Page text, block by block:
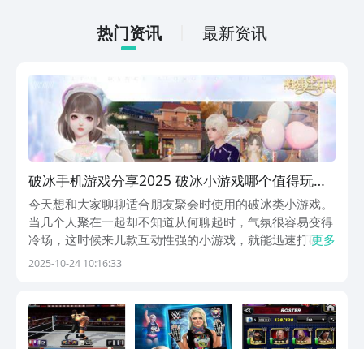
打发无聊的时间，可玩性真的比较高。
热门资讯 最新资讯
破冰手机游戏分享2025 破冰小游戏哪个值得玩
2025
今天想和大家聊聊适合朋友聚会时使用的破冰类小游戏。
当几个人聚在一起却不知道从何聊起时，气氛很容易变得
冷场，这时候来几款互动性强的小游戏，就能迅速打破僵
局。这类游戏不仅能调动情绪，还能通过协作或对抗的方
虚
更多
2025-10-24 10:16:33